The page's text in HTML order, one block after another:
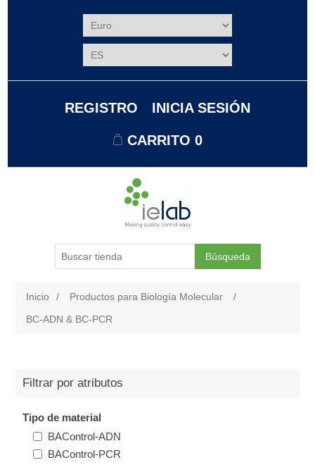
REGISTRO INICIA SESIÓN
CARRITO 0
Búsqueda
Inicio / Productos para Biología Molecular
/
BC-ADN & BC-PCR
Filtrar por atributos
Tipo de material
BAControl-ADN
BAControl-PCR